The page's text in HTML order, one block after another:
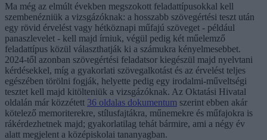
Ma még az elmúlt években megszokott feladattípusokkal kell
szembenézniük a vizsgázóknak: a hosszabb szövegértési teszt után
egy rövid érvelést vagy hétköznapi műfajú szöveget - például
panaszlevelet - kell majd írniuk, végül pedig két műelemző
feladattípus közül választhatják ki a számukra kényelmesebbet.
2024-től azonban szövegértési feladatsor kiegészül majd nyelvtani
kérdésekkel, míg a gyakorlati szövegalkotást és az érvelést teljes
egészében törölni fogják, helyette pedig egy irodalmi-műveltségi
tesztet kell majd kitölteniük a vizsgázóknak. Az Oktatási Hivatal
oldalán már közzétett 36 oldalas dokumentum szerint ebben akár
kötelező memoriterekre, stílusfajtákra, műnemekre és műfajokra is
rákérdezhetnek majd; gyakorlatilag tehát bármire, ami a négy év
alatt megjelent a középiskolai tananyagban.